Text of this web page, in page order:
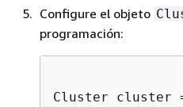
Configure el objeto
programación:
Cluster cluster